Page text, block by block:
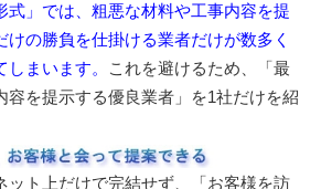
式」では、粗悪な材料や工事内容を提
けの勝負を仕掛ける業者だけが数多く
まいます。
これを避けるため、「最
容を提示する優良業者」を1社だけを紹
ット上だけで完結せず、「お客様を訪